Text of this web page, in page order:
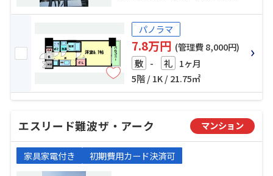
パノラマ
7.8万円 (管理費 8,000円)
敷 - 礼 1ヶ月
5階 / 1K / 21.75㎡
エスリード難波ザ・アーク マンション
家具家電付き 初期費用カード決済可